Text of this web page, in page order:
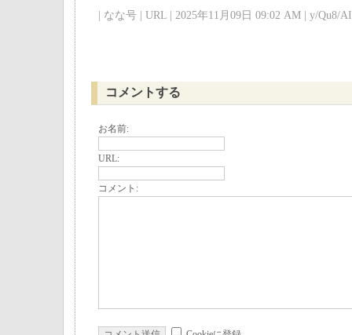
| なな号 | URL | 2025年11月09日 09:02 AM | y/Qu8/
コメントする
お名前:
URL:
コメント: